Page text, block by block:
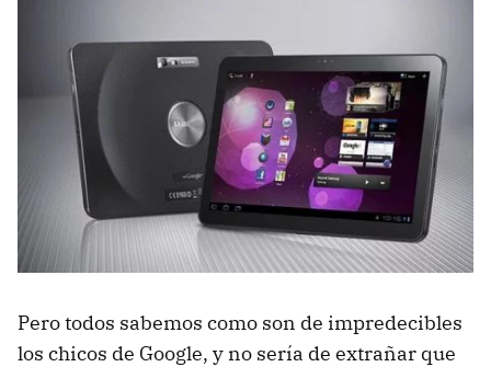
Pero todos sabemos como son de impredecibles
los chicos de Google, y no sería de extrañar que